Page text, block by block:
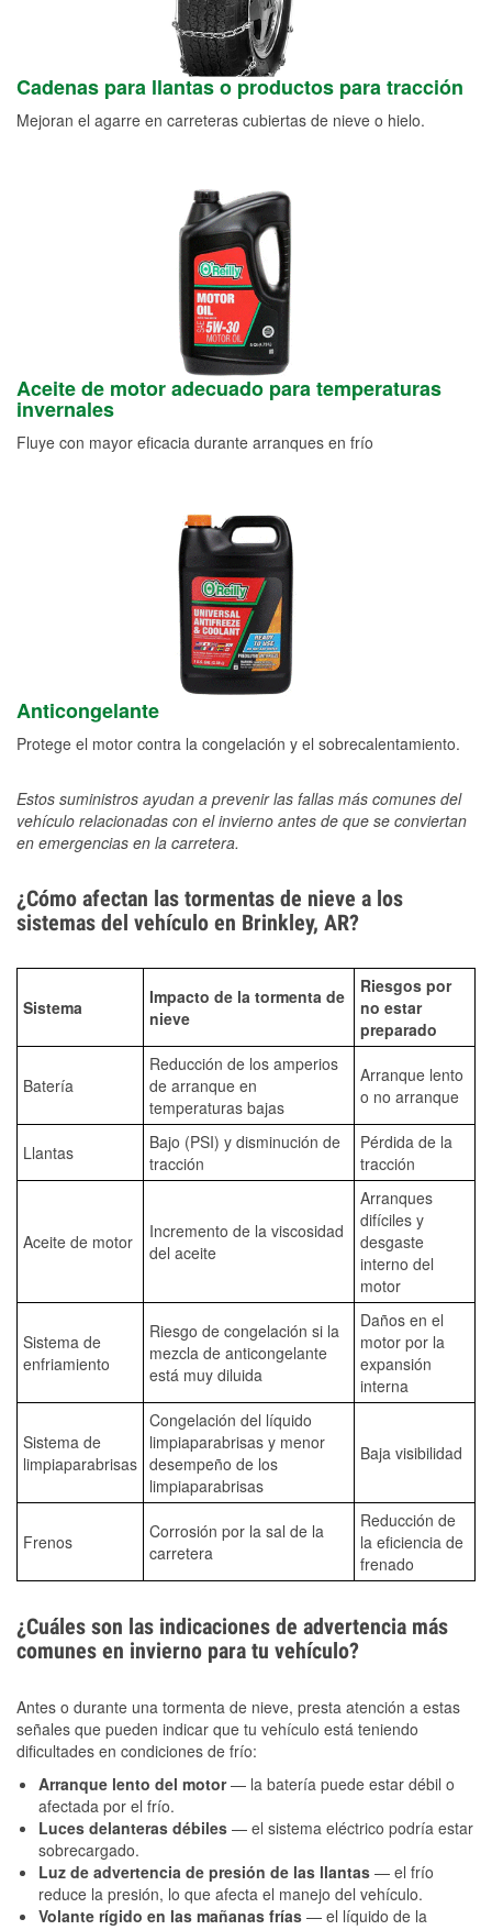
Cadenas para llantas o productos para tracción
Mejoran el agarre en carreteras cubiertas de nieve o hielo.
Aceite de motor adecuado para temperaturas
invernales
Fluye con mayor eficacia durante arranques en frío
Anticongelante
Protege el motor contra la congelación y el sobrecalentamiento.
Estos suministros ayudan a prevenir las fallas más comunes del
vehículo relacionadas con el invierno antes de que se conviertan
en emergencias en la carretera.
¿Cómo afectan las tormentas de nieve a los
sistemas del vehículo en Brinkley, AR?
Sistema
Impacto de la tormenta de
nieve
Riesgos por
no estar
preparado
Batería
Reducción de los amperios
de arranque en
temperaturas bajas
Arranque lento
o no arranque
Llantas
Bajo (PSI) y disminución de
tracción
Pérdida de la
tracción
Aceite de motor
Incremento de la viscosidad
del aceite
Arranques
difíciles y
desgaste
interno del
motor
Sistema de
enfriamiento
Riesgo de congelación si la
mezcla de anticongelante
está muy diluida
Daños en el
motor por la
expansión
interna
Sistema de
limpiaparabrisas
Congelación del líquido
limpiaparabrisas y menor
desempeño de los
limpiaparabrisas
Baja visibilidad
Frenos
Corrosión por la sal de la
carretera
Reducción de
la eficiencia de
frenado
¿Cuáles son las indicaciones de advertencia más
comunes en invierno para tu vehículo?
Antes o durante una tormenta de nieve, presta atención a estas
señales que pueden indicar que tu vehículo está teniendo
dificultades en condiciones de frío:
Arranque lento del motor— la batería puede estar débil o
afectada por el frío.
Luces delanteras débiles — el sistema eléctrico podría estar
sobrecargado.
Luz de advertencia de presión de las llantas — el frío
reduce la presión, lo que afecta el manejo del vehículo.
Volante rígido en las mañanas frías — el líquido de la